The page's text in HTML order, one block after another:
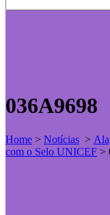
036A9698
Home > Notícias >
com o Selo UNICEF >